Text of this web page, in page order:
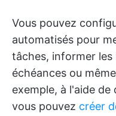
Vous pouvez
automatisés pour
tâches, informer les
échéances ou
exemple, à l'aide de
vous pouvez créer